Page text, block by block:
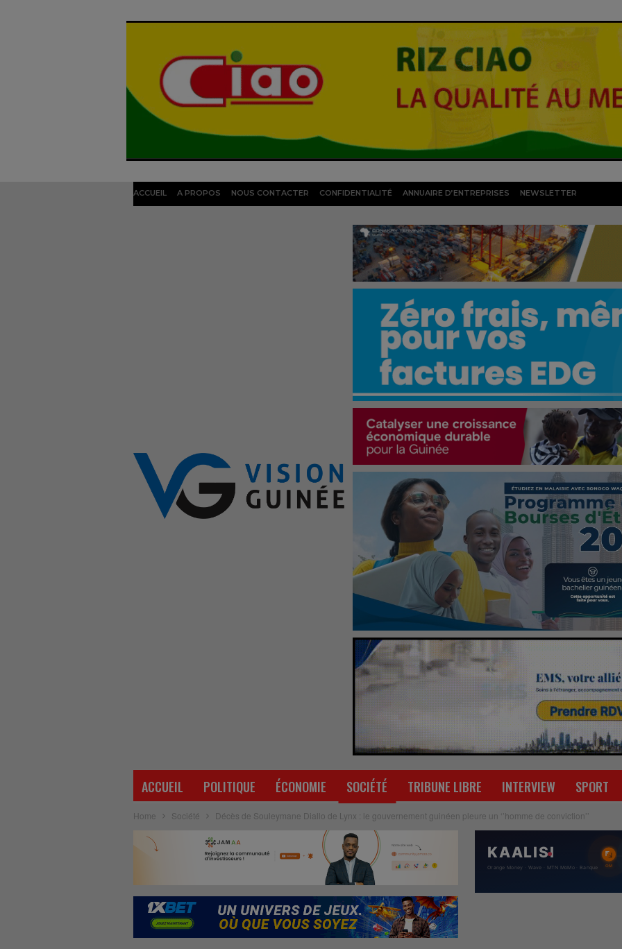
ACCUEIL A PROPOS NOUS CONTACTER CONFIDENTIALITÉ ANNUAIRE D’ENTREPRISES NEWSLETTER
ACCUEIL POLITIQUE ÉCONOMIE SOCIÉTÉ TRIBUNE LIBRE INTERVIEW SPORT
Home Société Décès de Souleymane Diallo de Lynx : le gouvernement guinéen pleure un ‘’homme de conviction’’